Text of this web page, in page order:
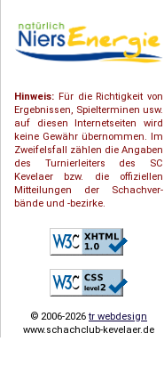
Hinweis: Für die Richtigkeit von
Ergebnissen, Spielterminen usw.
auf diesen Internetseiten wird
keine Gewähr übernommen. Im
Zweifelsfall zählen die Angaben
des Turnierleiters des SC
Kevelaer bzw. die offiziellen
Mitteilungen der Schach­ver­
bände und -bezirke.
© 2006-2026tr webdesign
www.schachclub-kevelaer.de